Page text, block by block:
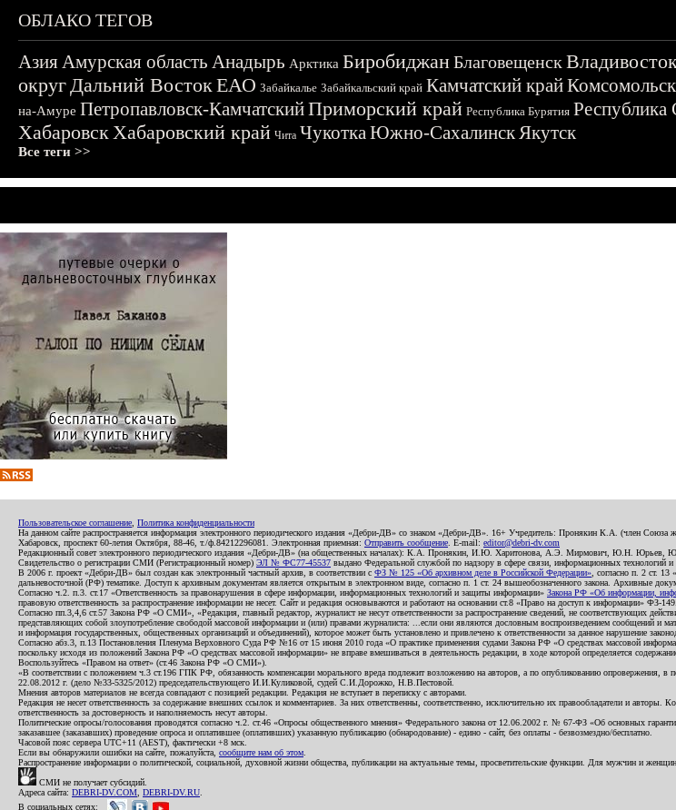
ОБЛАКО ТЕГОВ
АзияАмурская область Анадырь Арктика БиробиджанБлаговещенск
округДальний ВостокЕАО Забайкалье Забайкальский край Камчатский край
на-Амуре Петропавловск-КамчатскийПриморский край Республика Бурятия Республика
ХабаровскХабаровский край Чита ЧукоткаЮжно-СахалинскЯкутск
Все теги >>
Пользовательское соглашение Политика конфиденциальности
На данном сайте распространяется информация электронного периодического издания «Дебри-ДВ» со знаком «Дебри-ДВ». 16+ Учредитель: Пронякин К.А. (член
Хабаровск, проспект 60-летия Октября, 88-46, т./ф.84212296081. Электронная приемная: Отправить сообщение . E-mail: editor@debri-dv.com
Редакционный совет электронного периодического издания «Дебри-ДВ» (на общественных началах): К.А. Пронякин, И.Ю. Харитонова, А.Э. Мирмович, Ю.Н.
Свидетельство о регистрации СМИ (Регистрационный номер) ЭЛ № ФС77-45537 выдано Федеральной службой по надзору в сфере связи, информационных технологий
В 2006 г. проект «Дебри-ДВ» был создан как электронный частный архив, в соответствии с ФЗ № 125 «Об архивном деле в Российской Федерации» , согласно п. 2 ст.
дальневосточной (РФ) тематике. Доступ к архивным документам является открытым в электронном виде, согласно п. 1 ст. 24 вышеобозначенного закона. Архивные
Согласно ч.2. п.3. ст.17 «Ответственность за правонарушения в сфере информации, информационных технологий и защиты информации» Закона РФ «Об информации,
правовую ответственность за распространение информации не несет. Сайт и редакция основываются и работают на основании ст.8 «Право на доступ к информации» ФЗ-149.
Согласно пп.3,4,6 ст.57 Закона РФ «О СМИ», «Редакция, главный редактор, журналист не несут ответственности за распространение сведений, не соответствующих
представляющих собой злоупотребление свободой массовой информации и (или) правами журналиста: ...если они являются дословным воспроизведением сообщений и
и информация государственных, общественных организаций и объединений), которое может быть установлено и привлечено к ответственности за данное нарушение
Согласно абз.3, п.13 Постановления Пленума Верховного Суда РФ №16 от 15 июня 2010 года «О практике применения судами Закона РФ «О средствах массовой
поскольку исходя из положений Закона РФ «О средствах массовой информации» не вправе вмешиваться в деятельность редакции, в ходе которой определяется
Воспользуйтесь «Правом на ответ» (ст.46 Закона РФ «О СМИ»).
«В соответствии с положением ч.3 ст.196 ГПК РФ, обязанность компенсации морального вреда подлежит возложению на авторов, а по опубликованию опровержения, в
22.08.2012 г. (дело №33-5325/2012) председательствующего И.И.Куликовой, судей С.И.Дорожко, Н.В.Пестовой.
Мнения авторов материалов не всегда совпадают с позицией редакции. Редакция не вступает в переписку с авторами.
Редакция не несет ответственность за содержание внешних ссылок и комментариев. За них ответственны, соответственно, исключительно их правообладатели и
ответственность за достоверность и наполняемость несут авторы.
Политические опросы/голосования проводятся согласно ч.2. ст.46 «Опросы общественного мнения» Федерального закона от 12.06.2002 г. № 67-ФЗ «Об основных
заказавшее (заказавших) проведение опроса и оплатившее (оплативших) указанную публикацию (обнародование) - едино - сайт, без оплаты - безвозмездно/бесплатно.
Часовой пояс сервера UTC+11 (AEST), фактически +8 мск.
Если вы обнаружили ошибки на сайте, пожалуйста, сообщите нам об этом
Распространение информации о политической, социальной, духовной жизни общества, публикации на актуальные темы, просветительские функции. Для мужчин и
СМИ не получает субсидий.
Адреса сайта: DEBRI-DV.COM DEBRI-DV.RU
В социальных сетях: